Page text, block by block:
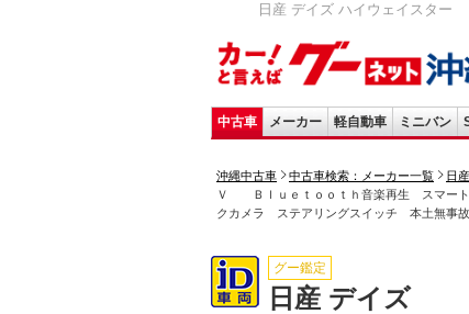
日産 デイズ ハイウェイスタ
中古車 メーカー 軽自動車 ミニバン
沖縄中古車 中古車検索：メーカー一覧 日産
Ｖ Ｂｌｕｅｔｏｏｔｈ音楽再生 スマー
クカメラ ステアリングスイッチ 本土無事
グー鑑定
日産 デイズ